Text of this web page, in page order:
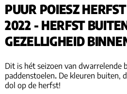
PUUR POIESZ
2022 - HERFST
GEZELLIGHEID
Dit is hét seizoen van dwarrelende
paddenstoelen. De kleuren buiten,
dol op de herfst!